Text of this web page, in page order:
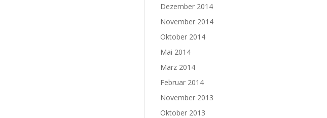
Dezember 2014
November 2014
Oktober 2014
Mai 2014
März 2014
Februar 2014
November 2013
Oktober 2013